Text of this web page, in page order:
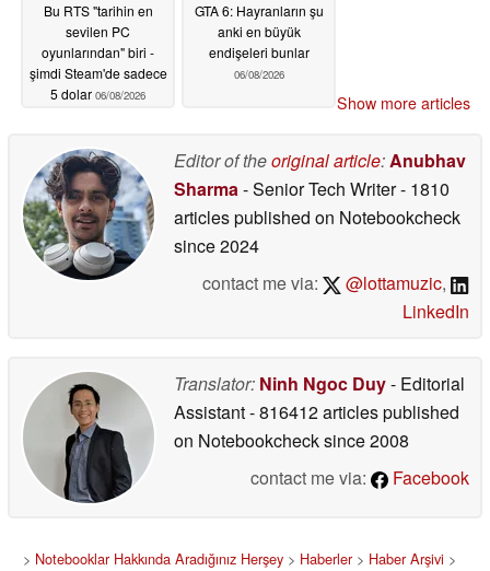
Bu RTS "tarihin en
sevilen PC
oyunlarından" biri -
şimdi Steam'de sadece
5 dolar 06/08/2026
GTA 6: Hayranların şu
anki en büyük
endişeleri bunlar
06/08/2026
Show more articles
Editor of theoriginal article:Anubhav
Sharma- Senior Tech Writer- 1810
articles published on Notebookcheck
since 2024
contact me via:
@lottamuzic,
LinkedIn
Translator: Ninh Ngoc Duy- Editorial
Assistant- 816412 articles published
on Notebookchecksince 2008
contact me via:
Facebook
> Notebooklar Hakkında Aradığınız Herşey > Haberler> Haber Arşivi >